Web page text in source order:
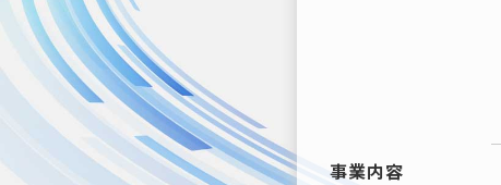
事業内容